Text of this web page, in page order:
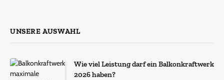
UNSERE AUSWAHL
Wie viel Leistung darf ein Balkonkraftwerk
2026 haben?